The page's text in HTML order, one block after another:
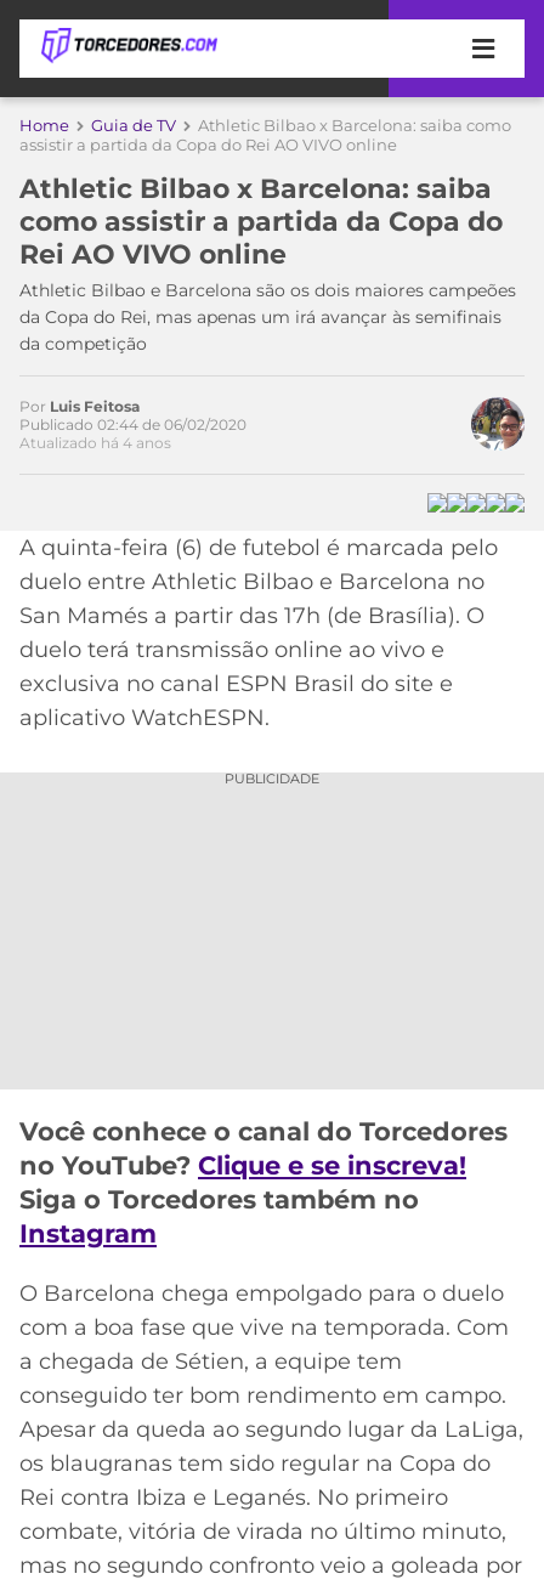
APOSTAS
DE
APOSTA
MELHORES
SITES
DE
APOSTAS
2026
CÓDIGO
DE
INDICAÇÃO
BET365
CÓDIGO
CASSINOS
ONLINE
2026
COPA
DO
MUNDO
TIMES
MEU
TIME
CORINTHIANS
SÃO
PAULO
GRÊMIO
ATLÉTICO
MG
CRUZEIRO
CAMPEONATOS
A
LIBERTADORES
COPA
DO
BRASIL
LALIGA
MERCADO
DA
BOLA
PALPITES
Home Guia de TV
Athletic Bilbao x Barcelona: saiba como
assistir a partida da Copa do Rei AO VIVO online
Athletic Bilbao x Barcelona: saiba
como assistir a partida da Copa do
Rei AO VIVO online
Athletic Bilbao e Barcelona são os dois maiores campeões
da Copa do Rei, mas apenas um irá avançar às semifinais
da competição
Por Luis Feitosa
Publicado 02:44 de 06/02/2020
Atualizado há 4 anos
A quinta-feira (6) de futebol é marcada pelo
duelo entre Athletic Bilbao e Barcelona no
San Mamés a partir das 17h (de Brasília). O
duelo terá transmissão online ao vivo e
exclusiva no canal ESPN Brasil do site e
aplicativo WatchESPN.
PUBLICIDADE
Você conhece o canal do Torcedores
no YouTube? Clique e se inscreva!
Siga o Torcedores também no
Instagram
O Barcelona chega empolgado para o duelo
com a boa fase que vive na temporada. Com
a chegada de Sétien, a equipe tem
conseguido ter bom rendimento em campo.
Apesar da queda ao segundo lugar da LaLiga,
os blaugranas tem sido regular na Copa do
Rei contra Ibiza e Leganés. No primeiro
combate, vitória de virada no último minuto,
mas no segundo confronto veio a goleada por